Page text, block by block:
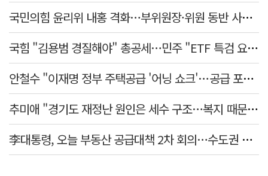
국민의힘 윤리위 내홍 격화…부위원장·위원 동반 사퇴 선언
국힘 "김용범 경질해야" 총공세…민주 "ETF 특검 요구는 마타도어"
안철수 "이재명 정부 주택공급 '어닝 쇼크'…공급 포기한 대통령"
추미애 "경기도 재정난 원인은 세수 구조…복지 때문 아냐"
李대통령, 오늘 부동산 공급대책 2차 회의…수도권 공급안 논의